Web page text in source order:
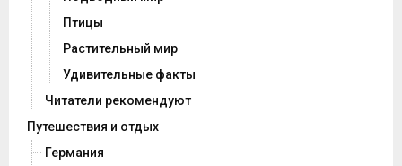
Птицы
Растительный мир
Удивительные факты
Читатели рекомендуют
Путешествия и отдых
Германия